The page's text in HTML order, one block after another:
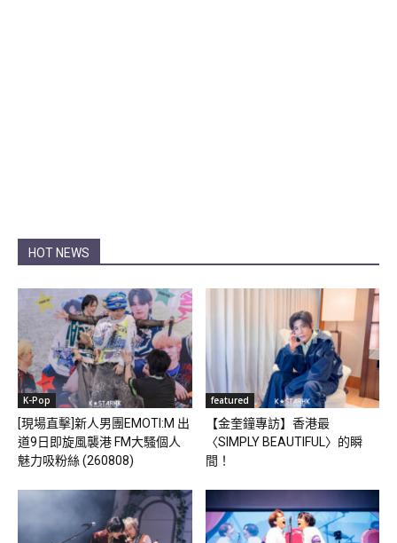
HOT NEWS
K-Pop
[現場直擊]新人男團EMOTI:M 出
道9日即旋風襲港 FM大騷個人
魅力吸粉絲 (260808)
featured
【金奎鐘專訪】香港最
〈SIMPLY BEAUTIFUL〉的瞬
間！